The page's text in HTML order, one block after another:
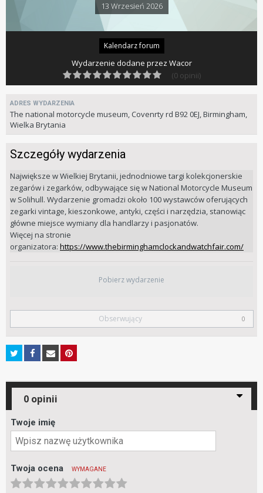
13 Wrzesień 2026
Kalendarz forum
Wydarzenie dodane przez Wacor
(0 opinii)
ADRES WYDARZENIA
The national motorcycle museum, Covenrty rd B92 0EJ, Birmingham,
Wielka Brytania
Szczegóły wydarzenia
Największe w Wielkiej Brytanii, jednodniowe targi kolekcjonerskie
zegarów i zegarków, odbywające się w National Motorcycle Museum
w Solihull. Wydarzenie gromadzi około 100 wystawców oferujących
zegarki vintage, kieszonkowe, antyki, części i narzędzia, stanowiąc
główne miejsce wymiany dla handlarzy i pasjonatów.
Więcej na stronie
organizatora: https://www.thebirminghamclockandwatchfair.com/
Pobierz wydarzenie
Obserwujący 0
0 opinii
Twoje imię
Twoja ocena WYMAGANE